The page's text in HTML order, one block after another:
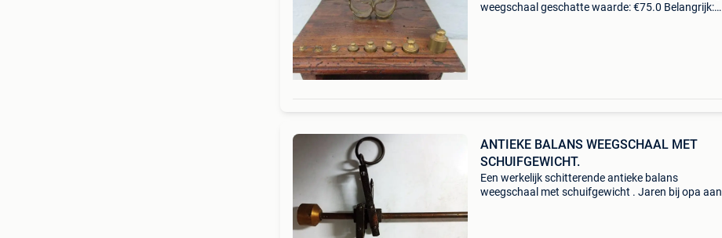
weegschaal geschatte waarde: €75.0 Belangrijk:
ANTIEKE BALANS WEEGSCHAAL MET
SCHUIFGEWICHT.
Een werkelijk schitterende antieke balans
weegschaal met schuifgewicht . Jaren bij opa aan